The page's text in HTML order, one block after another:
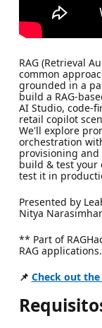
RAG (Retrieval
common
grounded in a
build a RAG-
AI Studio, code-
retail copilot
We'll explore
orchestration
provisioning
build & test your
test it in
Presented by
Nitya
** Part of
RAG
📌 Check out the